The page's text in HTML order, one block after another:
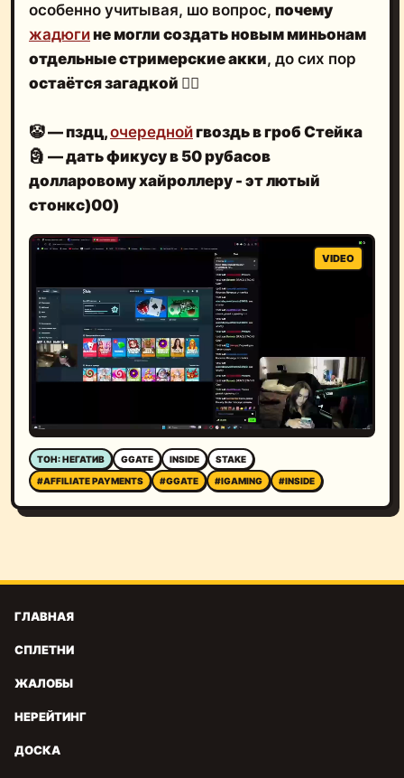
особенно учитывая, шо вопрос, почему
жадюгине могли создать новым миньонам
отдельные стримерские акки, до сих пор
остаётся загадкой 🤷‍♂️
🤡— пздц,очереднойгвоздь в гроб Стейка
🗿 — дать фикусу в 50 рубасов
долларовому хайроллеру - эт лютый
стонкс)00)
ТОН: НЕГАТИВ GGATE INSIDE
STAKE
#AFFILIATE PAYMENTS
#GGATE #IGAMING #INSIDE
ГЛАВНАЯ
СПЛЕТНИ
ЖАЛОБЫ
НЕРЕЙТИНГ
ДОСКА